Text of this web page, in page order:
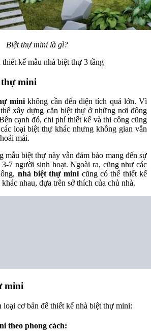
Biệt thự mini là gì?
thiết kế mẫu nhà biệt thự 3 tầng
mini
mini không cần đến diện tích quá lớn. Vì
xây dựng căn biệt thự ở những nơi đông
cạnh đó, chi phí thiết kế và thi công cũng
loại biệt thự khác nhưng không gian vẫn
mái.
mẫu biệt thự này vẫn đảm bảo mang đến sự
7 người sinh hoạt. Ngoài ra, cũng như các
nhà biệt thự mini cũng có thể thiết kế
nhau, dựa trên sở thích của chủ nhà.
mini
loại cơ bản để thiết kế nhà biệt thự mini:
theo phong cách: